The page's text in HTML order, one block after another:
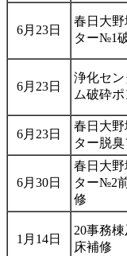
6月23日
春日大
ター№1
6月23日
浄化セ
ム破砕
6月23日
春日大
ター脱
6月30日
春日大
ター№2
修
1月14日
20事務
床補修